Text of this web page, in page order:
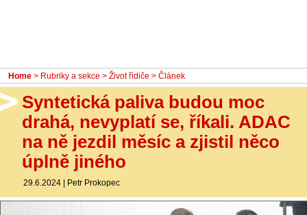
Home > Rubriky a sekce > Život řidiče > Článek
Syntetická paliva budou moc
drahá, nevyplatí se, říkali. ADAC
na ně jezdil měsíc a zjistil něco
úplně jiného
29.6.2024 | Petr Prokopec